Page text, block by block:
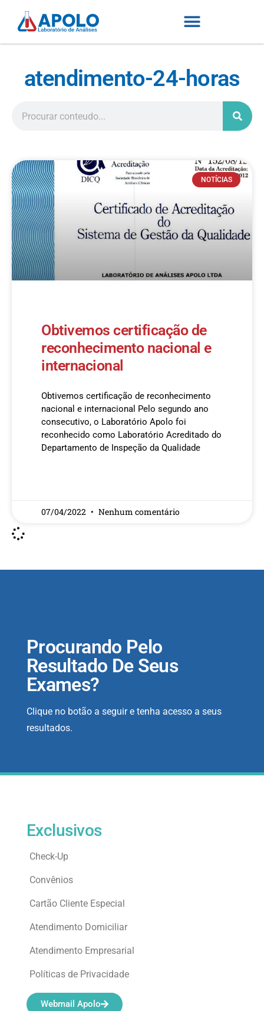
atendimento-24-horas
NOTÍCIAS
Obtivemos certificação de
reconhecimento nacional e
internacional
Obtivemos certificação de reconhecimento
nacional e internacional Pelo segundo ano
consecutivo, o Laboratório Apolo foi
reconhecido como Laboratório Acreditado do
Departamento de Inspeção da Qualidade
07/04/2022 Nenhum comentário
Procurando Pelo
Resultado De Seus
Exames?
Clique no botão a seguir e tenha acesso a seus
resultados.
Exclusivos
Check-Up
Convênios
Cartão Cliente Especial
Atendimento Domiciliar
Atendimento Empresarial
Políticas de Privacidade
Webmail Apolo